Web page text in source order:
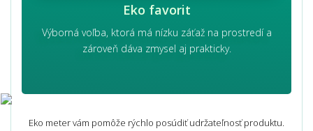
Eko favorit
Výborná voľba, ktorá má nízku záťaž na prostredí a
zároveň dáva zmysel aj prakticky.
Eko meter vám pomôže rýchlo posúdiť udržateľnosť produktu.